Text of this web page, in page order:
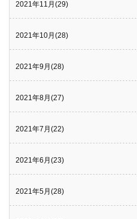
2021年11月(29)
2021年10月(28)
2021年9月(28)
2021年8月(27)
2021年7月(22)
2021年6月(23)
2021年5月(28)